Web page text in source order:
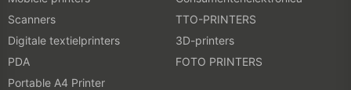
Scanners
TTO-PRINTERS
Digitale textielprinters
3D-printers
PDA
FOTO PRINTERS
Portable A4 Printer